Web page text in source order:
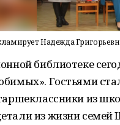
Надежда
библиотеке
Гостьями
из
из жизни